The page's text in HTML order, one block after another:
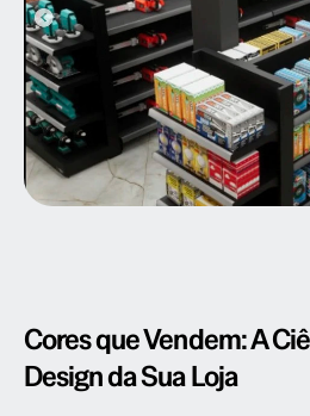
Cores que Vendem: A
Design da Sua Loja